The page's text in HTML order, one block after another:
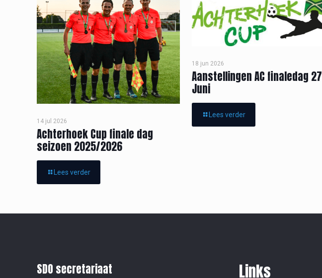
14 jul 2026
Achterhoek Cup finale dag
seizoen 2025/2026
Lees verder
18 jun 2026
Aanstellingen AC finaledag 27
Juni
Lees verder
SDO secretariaat Links